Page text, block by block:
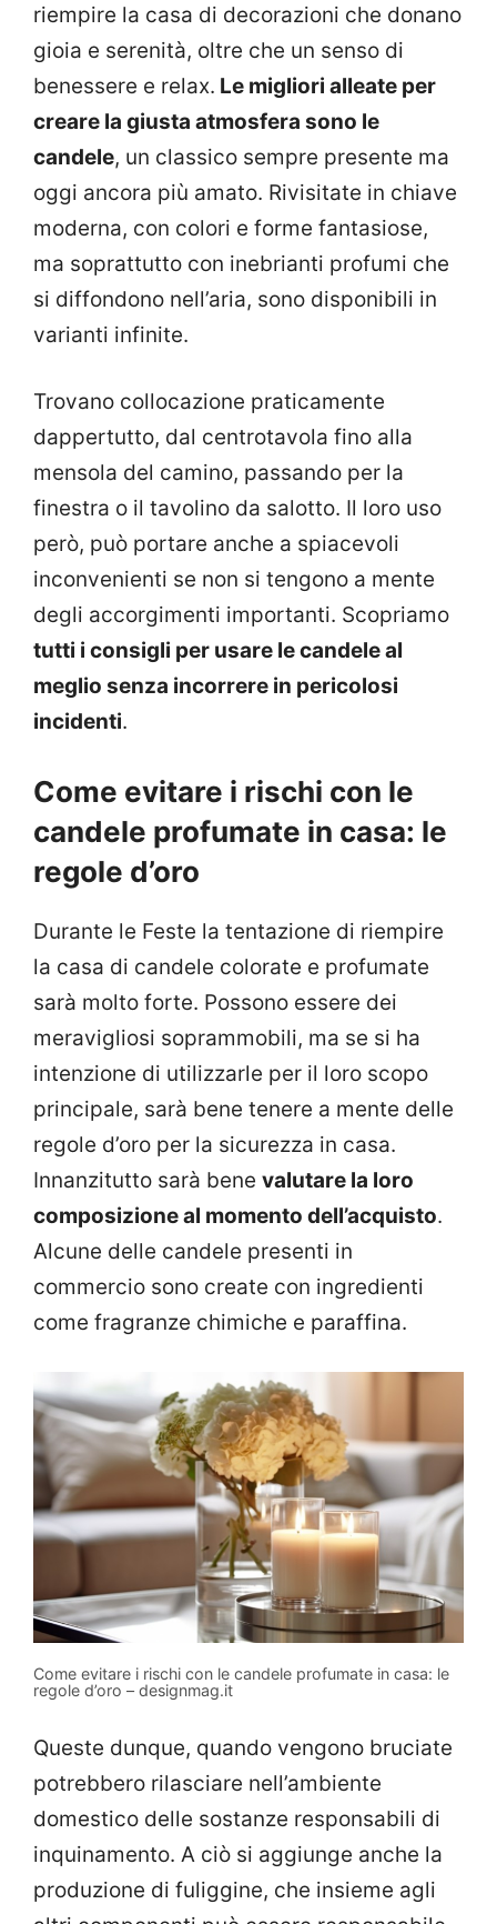
riempire la casa di decorazioni che donano
gioia e serenità, oltre che un senso di
benessere e relax. Le migliori alleate per
creare la giusta atmosfera sono le
candele, un classico sempre presente ma
oggi ancora più amato. Rivisitate in chiave
moderna, con colori e forme fantasiose,
ma soprattutto con inebrianti profumi che
si diffondono nell’aria, sono disponibili in
varianti infinite.
Trovano collocazione praticamente
dappertutto, dal centrotavola fino alla
mensola del camino, passando per la
finestra o il tavolino da salotto. Il loro uso
però, può portare anche a spiacevoli
inconvenienti se non si tengono a mente
degli accorgimenti importanti. Scopriamo
tutti i consigli per usare le candele al
meglio senza incorrere in pericolosi
incidenti.
Come evitare i rischi con le
candele profumate in casa: le
regole d’oro
Durante le Feste la tentazione di riempire
la casa di candele colorate e profumate
sarà molto forte. Possono essere dei
meravigliosi soprammobili, ma se si ha
intenzione di utilizzarle per il loro scopo
principale, sarà bene tenere a mente delle
regole d’oro per la sicurezza in casa.
Innanzitutto sarà bene valutare la loro
composizione al momento dell’acquisto.
Alcune delle candele presenti in
commercio sono create con ingredienti
come fragranze chimiche e paraffina.
Come evitare i rischi con le candele profumate in casa: le
regole d’oro – designmag.it
Queste dunque, quando vengono bruciate
potrebbero rilasciare nell’ambiente
domestico delle sostanze responsabili di
inquinamento. A ciò si aggiunge anche la
produzione di fuliggine, che insieme agli